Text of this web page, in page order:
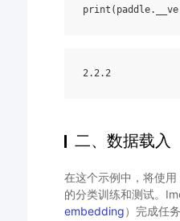
print ( paddle.
2.2.2
二、数据载入
在这个示例中，将使
的分类训练和测试。
embedding）完成任